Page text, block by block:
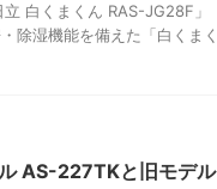
白くまくん RAS-JG28F」
除湿機能を備えた「白くまく
AS-227TKと旧モデル